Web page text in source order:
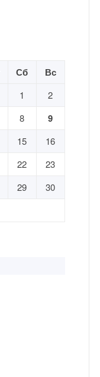
Сб Вс
1
2
8 9
15
16
22
23
29
30